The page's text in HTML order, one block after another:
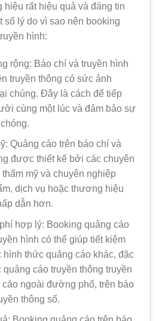
rất hiệu quả và đáng tin
số lý do vì sao nên booking
hình:
rộng: Báo chí và truyền hình
truyền thông có sức ảnh
chúng. Đây là cách để tiếp
cùng một lúc và đảm bảo sự
Quảng cáo trên báo chí và
được thiết kế bởi các chuyên
mỹ và chuyên nghiệp
dịch vụ hoặc thương hiệu
dẫn hơn.
hợp lý: Booking quảng cáo
hình có thể giúp tiết kiệm
thức quảng cáo khác, đặc
cáo truyền thông truyền
ngoài đường phố, trên báo
thông số.